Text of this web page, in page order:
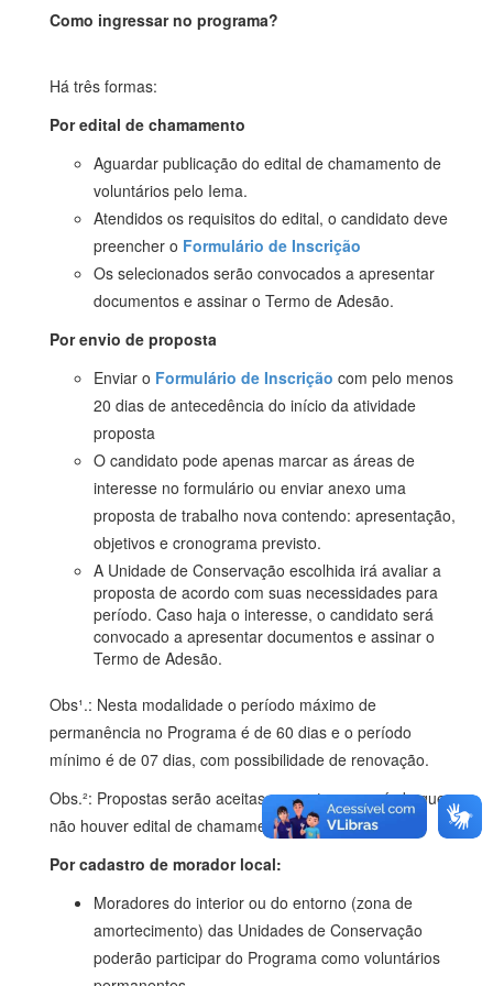
Como ingressar no programa?
Há três formas:
Por edital de chamamento
Aguardar publicação do edital de chamamento de
voluntários pelo Iema.
Atendidos os requisitos do edital, o candidato deve
preencher o Formulário de Inscrição
Os selecionados serão convocados a apresentar
documentos e assinar o Termo de Adesão.
Por envio de proposta
Enviar o Formulário de Inscrição com pelo menos
20 dias de antecedência do início da atividade
proposta
O candidato pode apenas marcar as áreas de
interesse no formulário ou enviar anexo uma
proposta de trabalho nova contendo: apresentação,
objetivos e cronograma previsto.
A Unidade de Conservação escolhida irá avaliar a
proposta de acordo com suas necessidades para
período. Caso haja o interesse, o candidato será
convocado a apresentar documentos e assinar o
Termo de Adesão.
Obs¹.: Nesta modalidade o período máximo de
permanência no Programa é de 60 dias e o período
mínimo é de 07 dias, com possibilidade de renovação.
Obs.²: Propostas serão aceitas somente em período que
não houver edital de chamamento vigente.
Por cadastro de morador local:
Moradores do interior ou do entorno (zona de
amortecimento) das Unidades de Conservação
poderão participar do Programa como voluntários